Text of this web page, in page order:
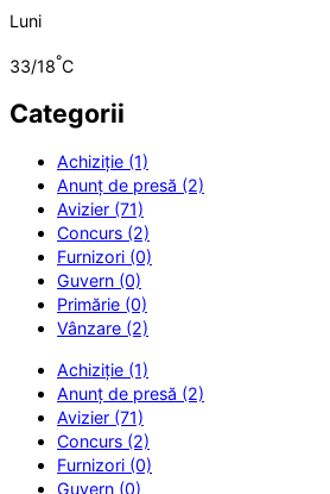
Luni
33/18°C
Categorii
Achiziție (1)
Anunț de presă (2)
Avizier (71)
Concurs (2)
Furnizori (0)
Guvern (0)
Primărie (0)
Vânzare (2)
Achiziție (1)
Anunț de presă (2)
Avizier (71)
Concurs (2)
Furnizori (0)
Guvern (0)